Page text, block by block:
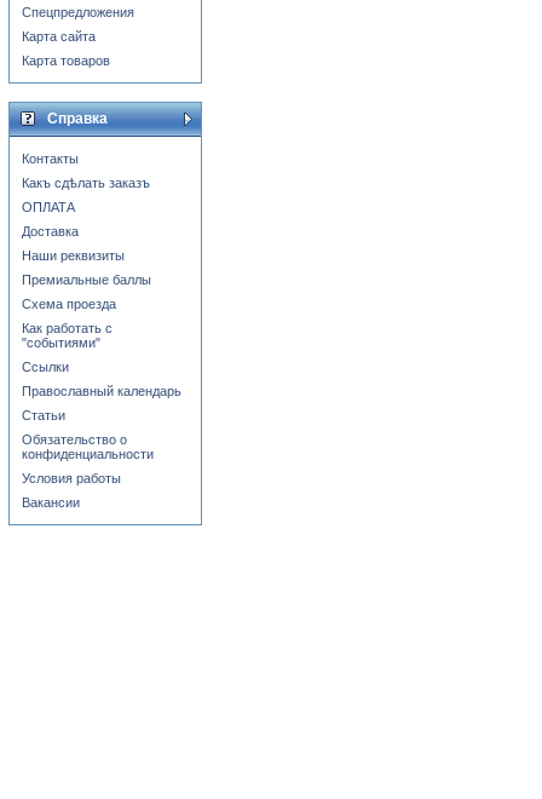
Спецпредложения
Карта сайта
Карта товаров
Справка
Контакты
Какъ сдѣлать заказъ
ОПЛАТА
Доставка
Наши реквизиты
Премиальные баллы
Схема проезда
Как работать с
"событиями"
Ссылки
Православный календарь
Статьи
Обязательство о
конфиденциальности
Условия работы
Вакансии